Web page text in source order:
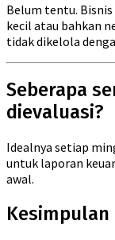
Belum tentu.
kecil atau bahkan
tidak dikelola
Seberapa
dievaluasi?
Idealnya setiap
untuk laporan
awal.
Kesimpulan